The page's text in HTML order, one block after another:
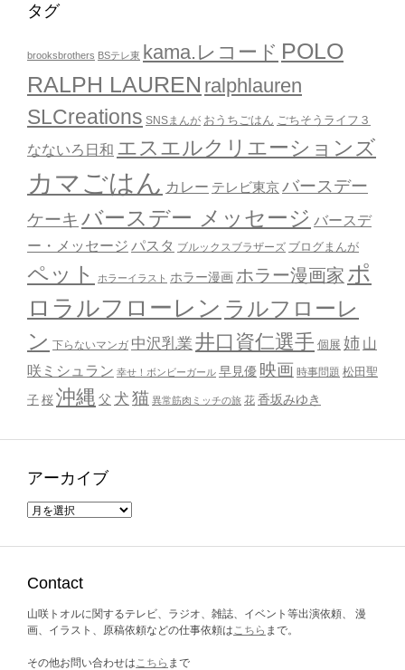
タグ
brooksbrothers BSテレ東 kama.レコード POLO
RALPH LAUREN ralphlauren
SLCreations SNSまんが おうちごはん ごちそうライフ３
なないろ日和 エスエルクリエーションズ
カマごはん カレー テレビ東京バースデー
ケーキ バースデー メッセージ バースデ
ー・メッセージ パスタ ブルックスブラザーズ ブログまんが
ペット ホラーイラスト ホラー漫画 ホラー漫画家 ポ
ロラルフローレン ラルフローレ
ン 下らないマンガ 中沢乳業 井口資仁選手 個展 姉 山
咲ミシュラン 幸せ！ボンビーガール 早見優 映画 時事問題 松田聖
子 桜 沖縄 父 犬 猫 異常筋肉ミッチの旅 花 香坂みゆき
アーカイブ
ア
Contact
山咲トオルに関するテレビ、ラジオ、雑誌、イベント等出演依頼、 漫
画、イラスト、原稿依頼などの仕事依頼は こちら まで。
その他お問い合わせは こちら まで